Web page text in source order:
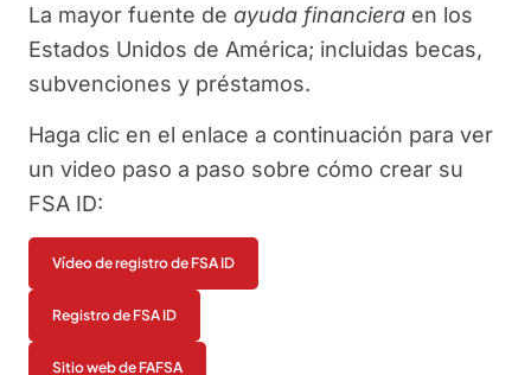
La mayor fuente de ayuda financiera en los
Estados Unidos de América; incluidas becas,
subvenciones y préstamos.
Haga clic en el enlace a continuación para ver
un video paso a paso sobre cómo crear su
FSA ID:
Vídeo de registro de FSA ID
Registro de FSA ID
Sitio web de FAFSA